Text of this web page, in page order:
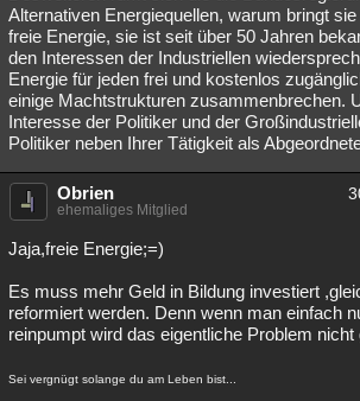
Alternativen Energiequellen, warum bringt
freie Energie, sie ist seit über 50 Jahren
den Interessen der Industriellen
Energie für jeden frei und kostenlos
einige Machtstrukturen zusammenbrechen.
Interesse der Politiker und der
Politiker neben Ihrer Tätigkeit als
Obrien
ehemaliges Mitglied
Jaja,freie Energie;=)
Es muss mehr Geld in Bildung investiert
reformiert werden. Denn wenn man einfach
reinpumpt wird das eigentliche Problem nicht
Sei vergnügt solange du am Leben bist...